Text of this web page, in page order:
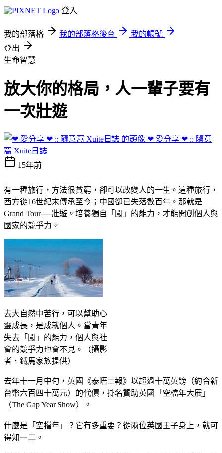
登入
我的部落格 我的部落格後台
我的帳號
登出
生命智慧
放大你的格局，人一輩子要有
一次壯遊
❤ 愛分享 ❤ :: 隨意
窩 Xuite日誌
15年前
有一種旅行，方法很貧窮，卻可以改變人的一生。這種旅行，
西方從16世紀末傳承至今；中國卻已失落數百年。那就是
Grand Tour──壯遊。培養獨自「闖」的能力，才能開創個人與
國家的競爭力。
去大自然中苦行，可以幫助心
靈成長，是成就個人。當青年
失去「闖」的能力，個人與社
會的競爭力也會不見。（攝影
者．鐵馬家族提供）
去年十一月中旬，英國《泰晤士報》以超過十萬英鎊（約合新
台幣六百四十萬元）的代價，掛名贊助英國「空檔年大展」
（The Gap Year Show）。
什麼是「空檔年」？它有多重要？從兩位英國王子身上，就可
得知一二。